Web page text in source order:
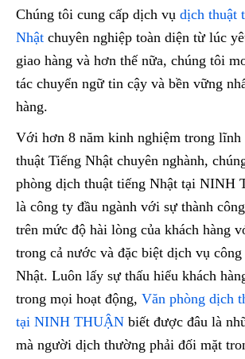
Chúng tôi cung cấp dịch vụ dịch thuật
Nhật chuyên nghiệp toàn diện từ lúc
giao hàng và hơn thế nữa, chúng tôi
tác chuyển ngữ tin cậy và bền vững
hàng.
Với hơn 8 năm kinh nghiệm trong lĩnh
thuật Tiếng Nhật chuyên nghành,
phòng dịch thuật tiếng Nhật tại NINH
là công ty đầu ngành với sự thành
trên mức độ hài lòng của khách hàng
trong cả nước và đặc biệt dịch vụ
Nhật. Luôn lấy sự thấu hiểu khách
trong mọi hoạt động, Văn phòng dịch
tại NINH THUẬN biết được đâu là
mà người dịch thường phải đối mặt